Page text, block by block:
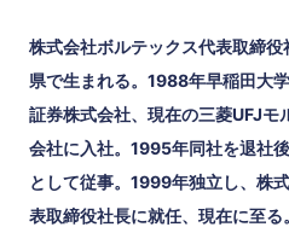
株式会社ボルテックス代表取締
県で生まれる。1988年早稲田大
証券株式会社、現在の三菱UFJモ
会社に入社。1995年同社を退社
として従事。1999年独立し、株
表取締役社長に就任、現在に至る。